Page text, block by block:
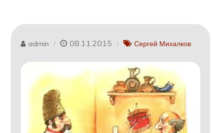
admin 08.11.2015 Сергей Михалков